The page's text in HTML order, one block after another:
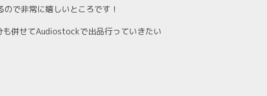
で非常に嬉しいところです！
併せてAudiostockで出品行っていきたい